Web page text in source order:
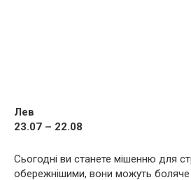
Лев
23.07 – 22.08
Сьогодні ви станете мішенню для
обережнішими, вони можуть